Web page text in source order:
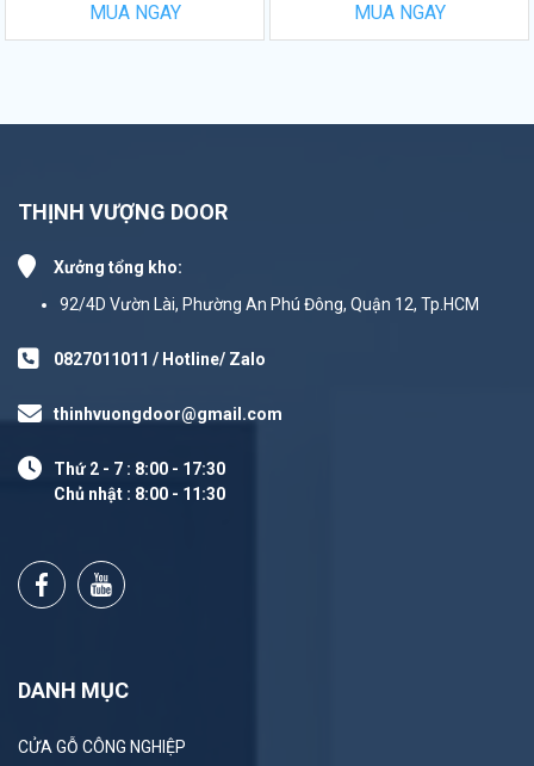
MUA NGAY MUA NGAY
THỊNH VƯỢNG DOOR
Xưởng tổng kho:
92/4D Vườn Lài, Phường An Phú Đông, Quận 12, Tp.HCM
0827011011 / Hotline/ Zalo
thinhvuongdoor@gmail.com
Thứ 2 - 7 : 8:00 - 17:30
Chủ nhật : 8:00 - 11:30
DANH MỤC
CỬA GỖ CÔNG NGHIỆP